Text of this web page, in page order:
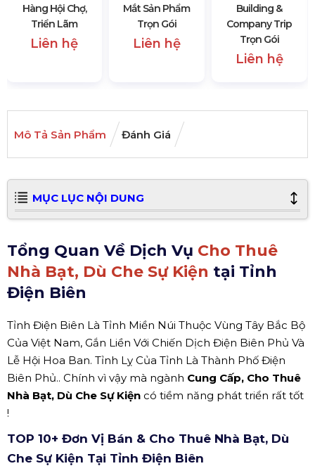
Hàng Hội Chợ,
Triển Lãm
Liên hệ
Mắt Sản Phẩm
Trọn Gói
Liên hệ
Building &
Company Trip
Trọn Gói
Liên hệ
Mô Tả Sản Phẩm Đánh Giá
MỤC LỤC NỘI DUNG
Tổng Quan Về Dịch Vụ Cho Thuê
Nhà Bạt, Dù Che Sự Kiện tại Tỉnh
Điện Biên
Tỉnh Điện Biên Là Tỉnh Miền Núi Thuộc Vùng Tây Bắc Bộ
Của Việt Nam, Gắn Liền Với Chiến Dịch Điện Biên Phủ Và
Lễ Hội Hoa Ban. Tỉnh Lỵ Của Tỉnh Là Thành Phố Điện
Biên Phủ.. Chính vì vậy mà ngành Cung Cấp, Cho Thuê
Nhà Bạt, Dù Che Sự Kiện có tiềm năng phát triển rất tốt
!
TOP 10+ Đơn Vị Bán & Cho Thuê Nhà Bạt, Dù
Che Sự Kiện Tại Tỉnh Điện Biên